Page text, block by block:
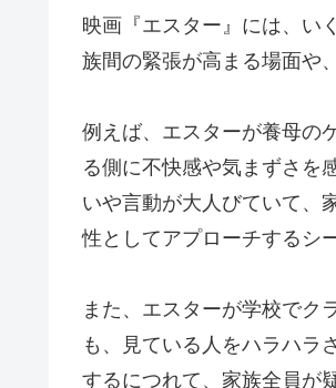
映画『エスター』には、い
族間の緊張が高まる場面や
例えば、エスターが養母の
る側に不快感や気まずさを
いや言動が大人びていて、
性としてアプローチするシ
また、エスターが学校でク
も、見ている人をハラハラ
するにつれて、家族全員が